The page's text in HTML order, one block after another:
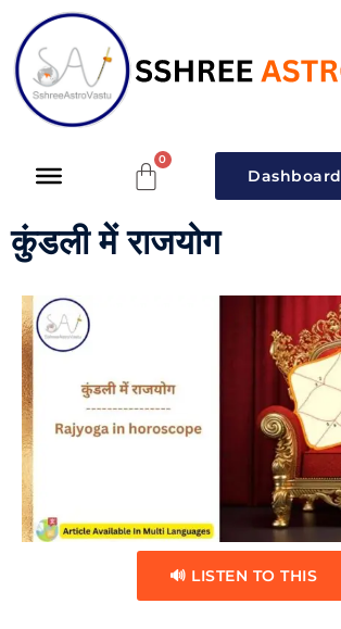
Dashboard
कुंडली में राजयोग
🔊 LISTEN TO THIS